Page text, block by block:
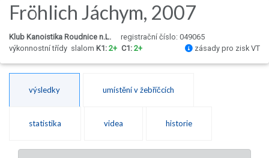
Fröhlich Jáchym, 2007
Klub Kanoistika Roudnice n.L.
registrační číslo: 049065
výkonnostní třídy slalom K1: 2+ C1: 2+ zásady pro zisk VT
výsledky umístění v žebříčcích
statistika videa historie